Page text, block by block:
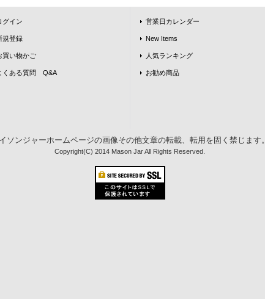
グイン
規登録
買い物かご
くある質問 Q&A
営業日カレンダー
New Items
人気ランキング
お勧め商品
ソンジャーホームページの画像その他文章の転載、転用を固く禁じます。
Copyright(C) 2014 Mason Jar All Rights Reserved.